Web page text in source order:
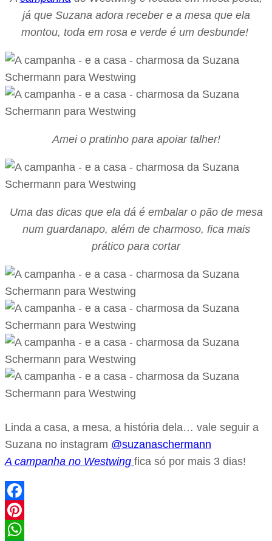
já que Suzana adora receber e a mesa que ela
montou, toda em rosa e verde é um desbunde!
Amei o pratinho para apoiar talher!
Uma das dicas que ela dá é embalar o pão de mesa
num guardanapo, além de charmoso, fica mais
prático para cortar
Linda a casa, a mesa, a história dela… vale seguir a
Suzana no instagram @suzanaschermann
A campanha no Westwing fica só por mais 3 dias!
Facebook
Pinterest